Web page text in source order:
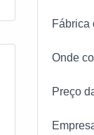
Fábrica
Onde
Preço